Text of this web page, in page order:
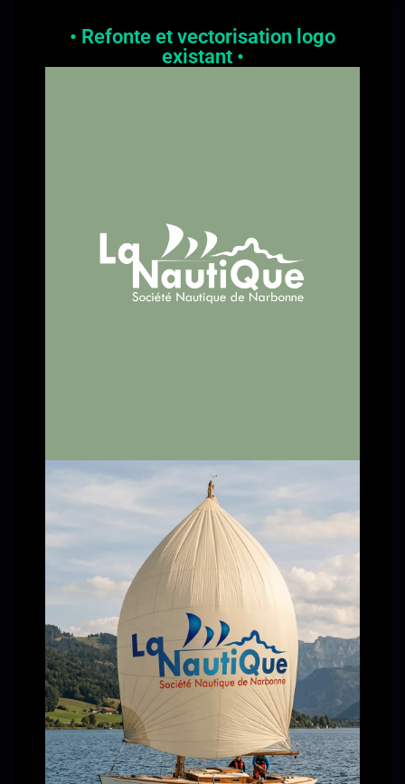
• Refonte et vectorisation logo
existant •